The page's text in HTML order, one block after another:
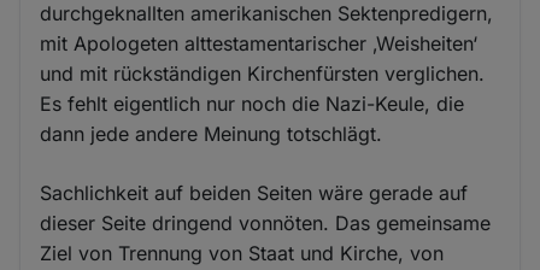
durchgeknallten amerikanischen Sektenpredigern,
mit Apologeten alttestamentarischer ‚Weisheiten‘
und mit rückständigen Kirchenfürsten verglichen.
Es fehlt eigentlich nur noch die Nazi-Keule, die
dann jede andere Meinung totschlägt.
Sachlichkeit auf beiden Seiten wäre gerade auf
dieser Seite dringend vonnöten. Das gemeinsame
Ziel von Trennung von Staat und Kirche, von